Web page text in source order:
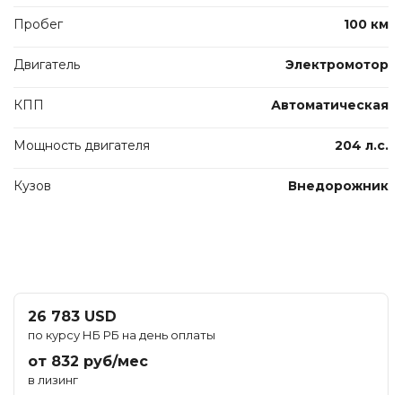
Пробег 100 км
Двигатель Электромотор
КПП Автоматическая
Мощность двигателя 204 л.с.
Кузов Внедорожник
26 783 USD
по курсу НБ РБ на день оплаты
от 832 руб/мес
в лизинг